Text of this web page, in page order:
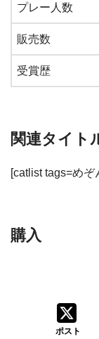
プレー人数
販売数
受賞歴
関連タイト
[catlist tags=めぞ
購入
ポスト